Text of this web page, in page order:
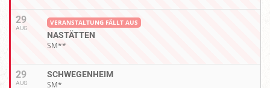
29
AUG
VERANSTALTUNG FÄLLT AUS
NASTÄTTEN
SM**
29
AUG
SCHWEGENHEIM
SM*